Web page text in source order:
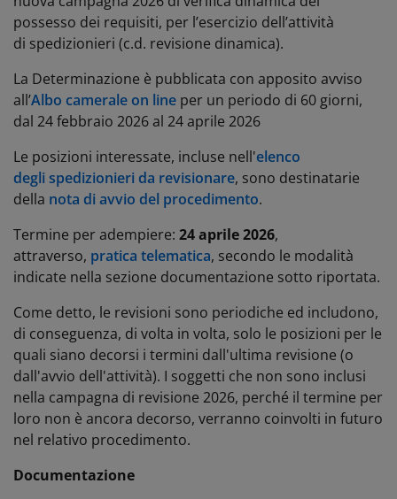
possesso dei requisiti, per l’esercizio dell’attività
di spedizionieri (c.d. revisione dinamica).
La Determinazione è pubblicata con apposito avviso
all’Albo camerale on line per un periodo di 60 giorni,
dal 24 febbraio 2026 al 24 aprile 2026
Le posizioni interessate, incluse nell'elenco
degli spedizionieri da revisionare, sono destinatarie
della nota di avvio del procedimento.
Termine per adempiere: 24 aprile 2026,
attraverso, pratica telematica, secondo le modalità
indicate nella sezione documentazione sotto riportata.
Come detto, le revisioni sono periodiche ed includono,
di conseguenza, di volta in volta, solo le posizioni per le
quali siano decorsi i termini dall'ultima revisione (o
dall'avvio dell'attività). I soggetti che non sono inclusi
nella campagna di revisione 2026, perché il termine per
loro non è ancora decorso, verranno coinvolti in futuro
nel relativo procedimento.
Documentazione